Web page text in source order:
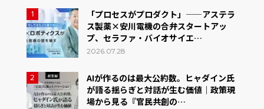
1
「プロセスがプロダクト」——アステラ
ス製薬×安川電機の合弁スタートアッ
プ、セラファ・バイオサイエ…
2026.07.28
2
AIが作るのは最大公約数。ヒャダイン氏
が語る揺らぎと対話が生む価値｜政策現
場から見る『官民共創の…